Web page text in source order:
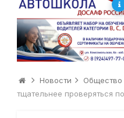
Новости Общество
тщательнее проверяться